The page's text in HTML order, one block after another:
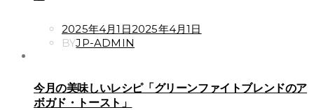
POSTED
ON
2025年4月1日2025年4月1日
BYJP-ADMIN
今月の美味しいレシピ「グリーンファイトブレンドのア
ボガド・トースト」